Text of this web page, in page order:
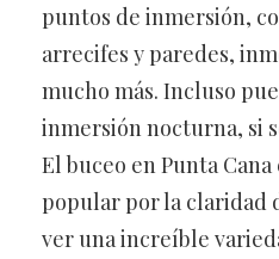
puntos de inmersión,
arrecifes y paredes,
mucho más. Incluso
inmersión nocturna, si
El buceo en Punta
popular por la claridad
ver una increíble